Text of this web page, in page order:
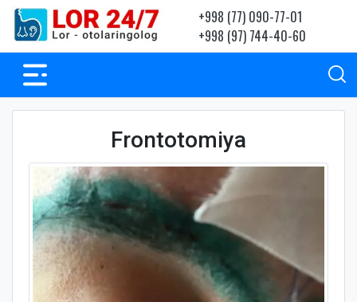
+998 (77) 090-77-01
+998 (97) 744-40-60
Frontotomiya